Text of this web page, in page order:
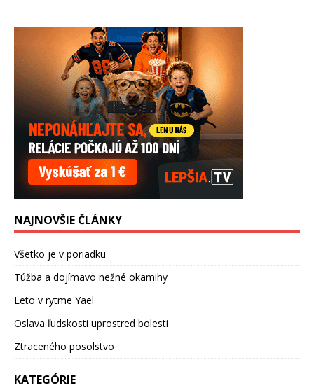
NAJNOVŠIE ČLÁNKY
Všetko je v poriadku
Túžba a dojímavo nežné okamihy
Leto v rytme Yael
Oslava ľudskosti uprostred bolesti
Ztraceného posolstvo
KATEGÓRIE